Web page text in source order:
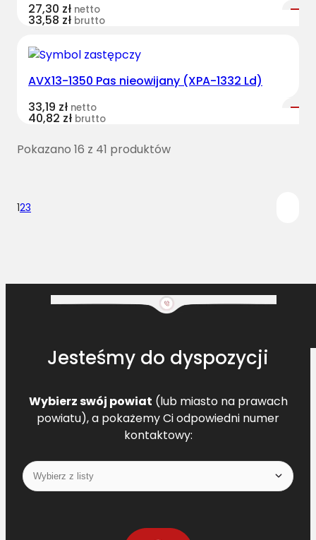
27,30 zł netto
33,58 zł brutto
AVX13-1350 Pas nieowijany (XPA-1332 Ld)
33,19 zł netto
40,82 zł brutto
Pokazano 16 z 41 produktów
123
Jesteśmy do dyspozycji
Wybierz swój powiat (lub miasto na prawach
powiatu), a pokażemy Ci odpowiedni numer
kontaktowy: